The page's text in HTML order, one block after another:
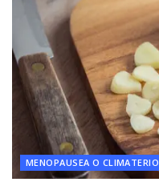
MENOPAUSEA O CLIMATERIO